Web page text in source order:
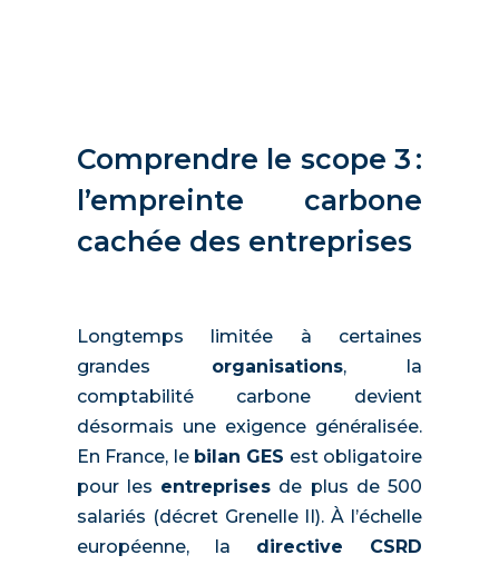
Comprendre le scope 3 :
l’empreinte carbone
cachée des entreprises
Longtemps limitée à certaines
grandes organisations, la
comptabilité carbone devient
désormais une exigence généralisée.
En France, le bilan GES est obligatoire
pour les entreprises de plus de 500
salariés (décret Grenelle II). À l’échelle
européenne, la directive CSRD